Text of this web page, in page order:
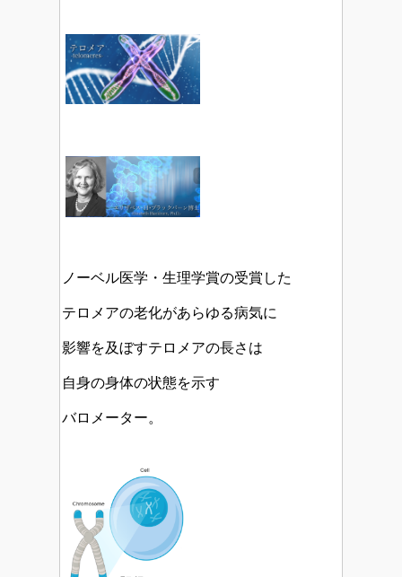
ノーベル医学・生理学賞の受賞した
テロメアの老化があらゆる病気に
影響を及ぼすテロメアの長さは
自身の身体の状態を示す
バロメーター。